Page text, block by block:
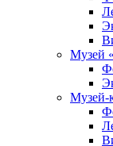
Музей
Музей-